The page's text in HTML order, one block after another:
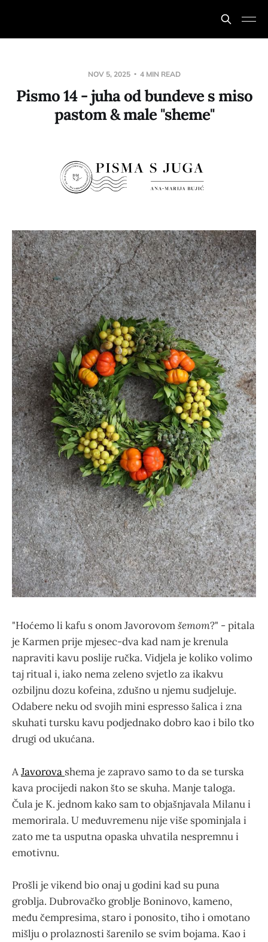
NOV 5, 2025 4 MIN READ
Pismo 14 - juha od bundeve s miso
pastom & male "sheme"
"Hoćemo li kafu s onom Javorovomšemom?" - pitala
je Karmen prije mjesec-dva kad nam je krenula
napraviti kavu poslije ručka. Vidjela je koliko volimo
taj ritual i, iako nema zeleno svjetlo za ikakvu
ozbiljnu dozu kofeina, zdušno u njemu sudjeluje.
Odabere neku od svojih mini espresso šalica i zna
skuhati tursku kavu podjednako dobro kao i bilo tko
drugi od ukućana.
AJavorova shema je zapravo samo to da se turska
kava procijedi nakon što se skuha. Manje taloga.
Čula je K. jednom kako sam to objašnjavala Milanu i
memorirala. U međuvremenu nije više spominjala i
zato me ta usputna opaska uhvatila nespremnu i
emotivnu.
Prošli je vikend bio onaj u godini kad su puna
groblja. Dubrovačko groblje Boninovo, kameno,
među čempresima, staro i ponosito, tiho i omotano
mišlju o prolaznosti šarenilo se svim bojama. Kao i